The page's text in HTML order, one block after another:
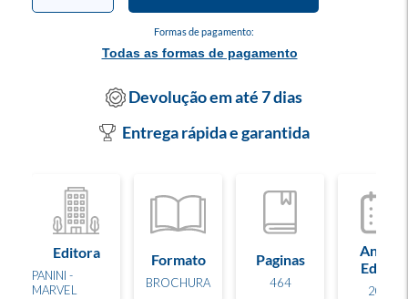
Formas de pagamento:
Todas as formas de pagamento
Devolução em até 7 dias
Entrega rápida e garantida
Editora
PANINI -
MARVEL
Formato
BROCHURA
Paginas
464
Ano de
Edição
2026